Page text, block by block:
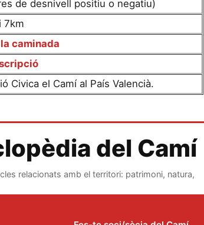
de desnivell positiu o negatiu)
7km
caminada
Civica el Camí al País Valencià.
del Camí
relacionats amb el territori: patrimoni, natura,